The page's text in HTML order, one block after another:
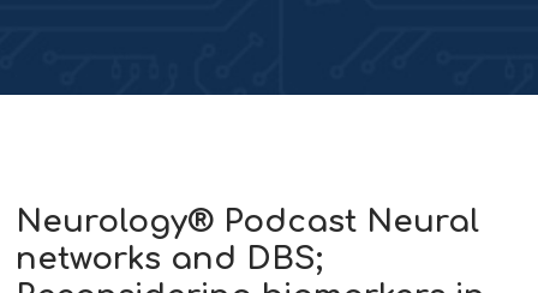
Neurology® Podcast Neural
networks and DBS;